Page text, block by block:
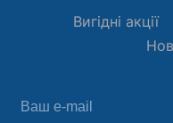
Вигідні акції